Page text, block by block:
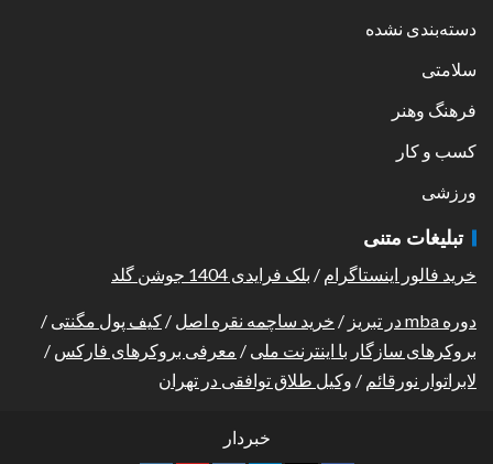
دسته‌بندی نشده
سلامتی
فرهنگ وهنر
کسب و کار
ورزشی
تبلیغات متنی
خرید فالور اینستاگرام / بلک فرایدی 1404 جوشن گلد
دوره mba در تبریز / خرید ساچمه نقره اصل / کیف پول مگنتی /
بروکرهای سازگار با اینترنت ملی / معرفی بروکرهای فارکس /
لابراتوار نورقائم / وکیل طلاق توافقی در تهران
خبردار